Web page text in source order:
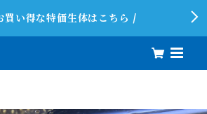
買い得な特価生体はこちら /